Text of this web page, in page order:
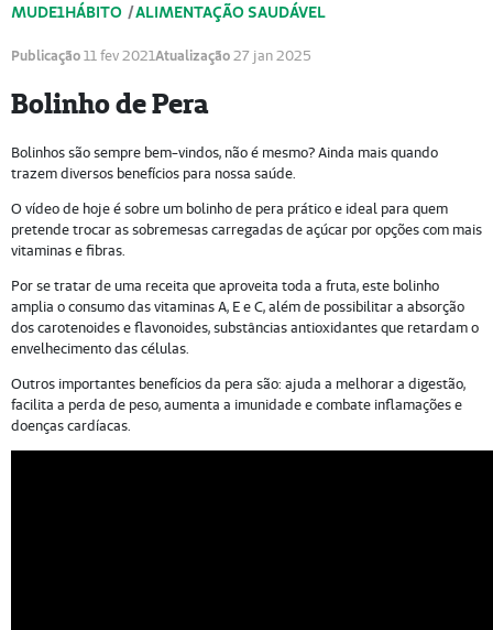
MUDE1HÁBITO /ALIMENTAÇÃO SAUDÁVEL
Publicação11 fev 2021Atualização27 jan 2025
Bolinho de Pera
Bolinhos são sempre bem-vindos, não é mesmo? Ainda mais quando
trazem diversos benefícios para nossa saúde.
O vídeo de hoje é sobre um bolinho de pera prático e ideal para quem
pretende trocar as sobremesas carregadas de açúcar por opções com mais
vitaminas e fibras.
Por se tratar de uma receita que aproveita toda a fruta, este bolinho
amplia o consumo das vitaminas A, E e C, além de possibilitar a absorção
dos carotenoides e flavonoides, substâncias antioxidantes que retardam o
envelhecimento das células.
Outros importantes benefícios da pera são: ajuda a melhorar a digestão,
facilita a perda de peso, aumenta a imunidade e combate inflamações e
doenças cardíacas.